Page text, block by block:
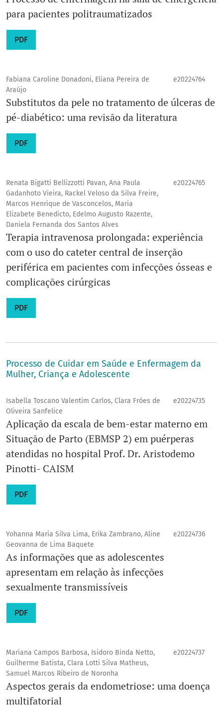
para pacientes politraumatizados
PDF
Fabiana Caroline Donadoni, Eliana Pereira de
Araújo
e20224764
Substitutos da pele no tratamento de úlceras de
pé-diabético: uma revisão da literatura
PDF
Renata Bigatti Bellizzotti Pavan, Ana Paula
Gadanhoto Vieira, Rackel Veloso da Silva Freire,
Marcos Henrique de Vasconcelos, Maria
Elizabete Benedicto, Edelmo Augusto Razente,
Daniela Fernanda dos Santos Alves
e20224765
Terapia intravenosa prolongada: experiência
com o uso do cateter central de inserção
periférica em pacientes com infecções ósseas e
complicações cirúrgicas
PDF
Processo de Cuidar em Saúde e Enfermagem da
Mulher, Criança e Adolescente
Isabella Toscano Valentim Carlos, Clara Fróes de
Oliveira Sanfelice
e20224735
Aplicação da escala de bem-estar materno em
Situação de Parto (EBMSP 2) em puérperas
atendidas no hospital Prof. Dr. Aristodemo
Pinotti- CAISM
PDF
Yohanna Maria Silva Lima, Erika Zambrano, Aline
Geovanna de Lima Baquete
e20224736
As informações que as adolescentes
apresentam em relação às infecções
sexualmente transmissíveis
PDF
Mariana Campos Barbosa, Isidoro Binda Netto,
Guilherme Batista, Clara Lotti Silva Matheus,
Samuel Marcos Ribeiro de Noronha
e20224737
Aspectos gerais da endometriose: uma doença
multifatorial